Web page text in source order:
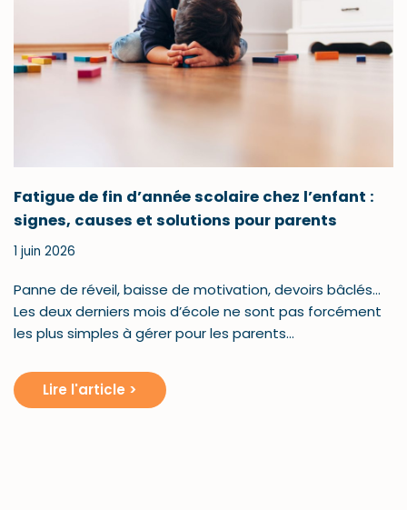
Fatigue de fin d’année scolaire chez l’enfant :
signes, causes et solutions pour parents
1 juin 2026
Panne de réveil, baisse de motivation, devoirs bâclés…
Les deux derniers mois d’école ne sont pas forcément
les plus simples à gérer pour les parents…
Lire l'article >